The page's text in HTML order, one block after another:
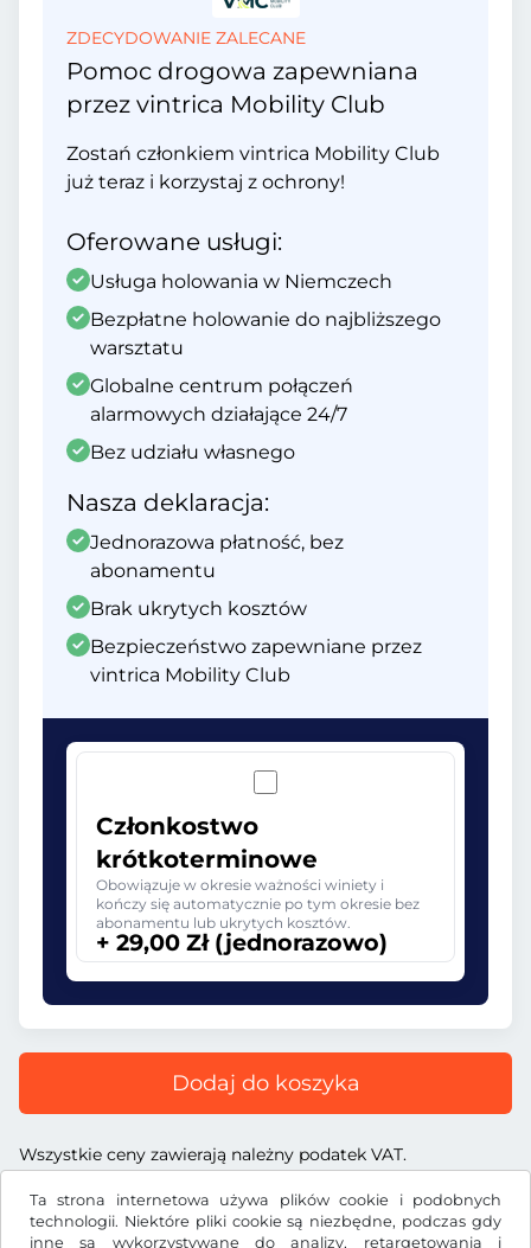
Ta strona internetowa używa plików cookie i podobnych
technologii. Niektóre pliki cookie są niezbędne, podczas gdy
inne są wykorzystywane do analizy, retargetowania i
ZDECYDOWANIE ZALECANE
Pomoc drogowa zapewniana
przez vintrica Mobility Club
Zostań członkiem vintrica Mobility Club
już teraz i korzystaj z ochrony!
Oferowane usługi:
Usługa holowania w Niemczech
Bezpłatne holowanie do najbliższego
warsztatu
Globalne centrum połączeń
alarmowych działające 24/7
Bez udziału własnego
Nasza deklaracja:
Jednorazowa płatność, bez
abonamentu
Brak ukrytych kosztów
Bezpieczeństwo zapewniane przez
vintrica Mobility Club
Członkostwo
krótkoterminowe
Obowiązuje w okresie ważności winiety i
kończy się automatycznie po tym okresie bez
abonamentu lub ukrytych kosztów.
+ 29,00 Zł (jednorazowo)
Dodaj do koszyka
Wszystkie ceny zawierają należny podatek VAT.